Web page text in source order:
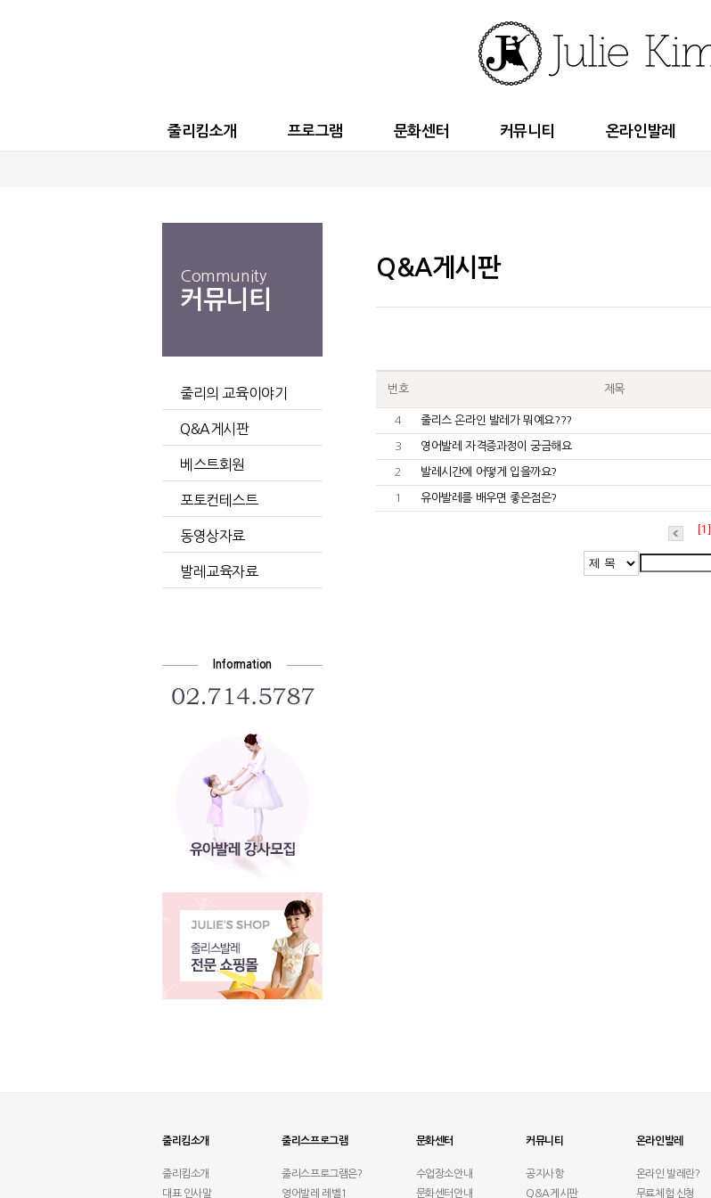
줄리킴소개 프로그램 문화센터 커뮤니티 온라인발레
Community
커뮤니티
줄리의 교육이야기
Q&A게시판
베스트회원
포토컨테스트
동영상자료
발레교육자료
Information
Q&A게시판
번호 제목
4 줄리스 온라인 발레가 뭐예요???
3 영어발레 자격증과정이 궁금해요
2 발레시간에 어떻게 입을까요?
1 유아발레를 배우면 좋은점은?
[1]
줄리킴소개
줄리킴소개
대표 인사말
줄리스프로그램
줄리스프로그램은?
영어발레 레벨1
문화센터
수업장소안내
문화센터안내
커뮤니티
공지사항
Q&A게시판
온라인발레
온라인 발레란?
무료체험 신청